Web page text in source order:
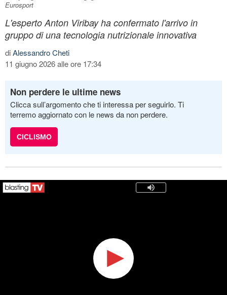
Eurosport
L'esperto Anton Viribay ha confermato l'arrivo in
gruppo di una tecnologia nutrizionale innovativa
diAlessandro Cheti
11 giugno 2026 alle ore 17:34
Non perdere le ultime news
Clicca sull’argomento che ti interessa per seguirlo. Ti
terremo aggiornato con le news da non perdere.
CICLISMO